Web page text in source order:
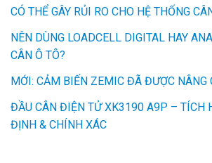
CÓ THỂ GÂY RỦI RO CHO HỆ THỐNG
NÊN DÙNG LOADCELL DIGITAL HAY
CÂN Ô TÔ?
MỚI: CẢM BIẾN ZEMIC ĐÃ ĐƯỢC NÂNG
ĐẦU CÂN ĐIỆN TỬ XK3190 A9P – TÍCH
ĐỊNH & CHÍNH XÁC